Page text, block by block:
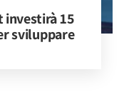
investirà 15
sviluppare